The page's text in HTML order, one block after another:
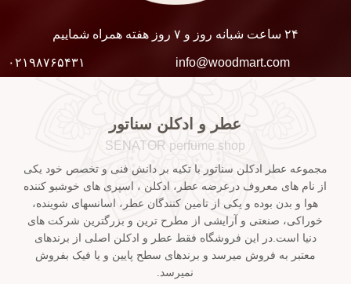
۲۴ ساعت شبانه روز و ۷ روز هفته همراه شماییم
info@woodmart.com ۰۲۱۹۸۷۶۵۴۳۱
عطر و ادکلن سناتور
SENATOR perfume shop
مجموعه عطر ادکلن سناتور با تکیه بر دانش فنی و تخصص خود یکی
از نام های معروف درعرضه عطر، ادکلن ، اسپری های خوشبو کننده
هوا و بدن بوده و یکی از تامین کنندگان عطر، اسانسهای شوینده،
خوراکی، صنعتی و آرایشی از مطرح ترین و بزرگترین شرکت های
دنیا است.در این فروشگاه فقط عطر و ادکلن اصلی از برندهای
معتبر به فروش میرسد و برندهای سطح پایین و یا فیک بفروش
نمیرسد.